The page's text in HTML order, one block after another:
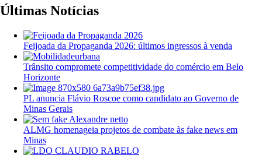
Últimas Notícias
Feijoada da Propaganda 2026: últimos ingressos à venda
Trânsito compromete competitividade do comércio em Belo
Horizonte
PL anuncia Flávio Roscoe como candidato ao Governo de
Minas Gerais
ALMG homenageia projetos de combate às fake news em
Minas